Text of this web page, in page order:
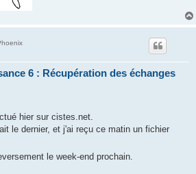
6 : Récupération des échanges
hier sur cistes.net.
le dernier, et j'ai reçu ce matin un fichier
le week-end prochain.